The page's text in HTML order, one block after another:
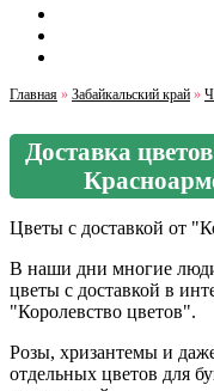
Главная » Забайкальский край »
Доставка
Цветы с доставкой от
В наши дни многие люди
цветы с доставкой в
"Королевство цветов".
Розы, хризантемы и
отдельных цветов для